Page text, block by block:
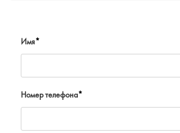
Имя*
Номер телефона*